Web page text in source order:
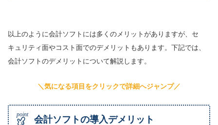
以上のように会計ソフトには多くのメリットがありますが、セ
キュリティ面やコスト面でのデメリットもあります。下記では、
会計ソフトのデメリットについて解説します。
＼気になる項目をクリックで詳細へジャンプ／
会計ソフトの導入デメリット